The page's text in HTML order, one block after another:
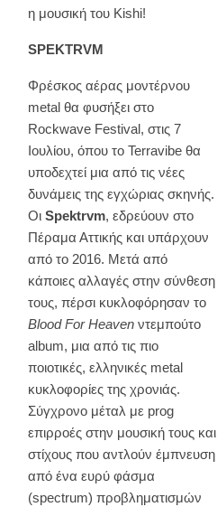
η μουσική του Kishi!
SPEKTRVM
Φρέσκος αέρας μοντέρνου
metal θα φυσήξει στο
Rockwave Festival, στις 7
Ιουλίου, όπου το Terravibe θα
υποδεχτεί μια από τις νέες
δυνάμεις της εγχώριας σκηνής.
Οι Spektrvm, εδρεύουν στο
Πέραμα Αττικής και υπάρχουν
από το 2016. Μετά από
κάποιες αλλαγές στην σύνθεση
τους, πέρσι κυκλοφόρησαν το
Blood For Heaven ντεμπούτο
album, μια από τις πιο
ποιοτικές, ελληνικές metal
κυκλοφορίες της χρονιάς.
Σύγχρονο μέταλ με prog
επιρροές στην μουσική τους και
στίχους που αντλούν έμπνευση
από ένα ευρύ φάσμα
(spectrum) προβληματισμών